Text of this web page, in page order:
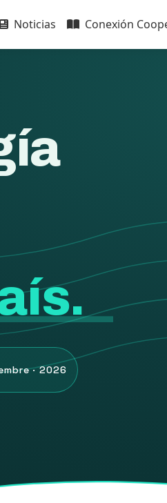
Noticias Conexión
· 2026